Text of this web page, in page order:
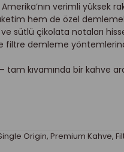
verimli yüksek
hem de özel
sütlü çikolata notaları
filtre demleme
kıvamında bir kahve
Origin, Premium Kahve,